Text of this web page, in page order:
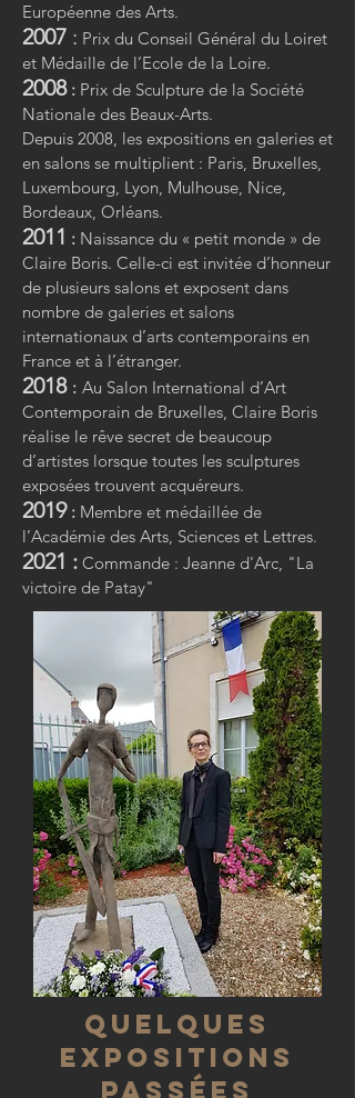
Européenne des Arts.
2007 : Prix du Conseil Général du Loiret
et Médaille de l’Ecole de la Loire.
2008 : Prix de Sculpture de la Société
Nationale des Beaux-Arts.
Depuis 2008, les expositions en galeries et
en salons se multiplient : Paris, Bruxelles,
Luxembourg, Lyon, Mulhouse, Nice,
Bordeaux, Orléans.
2011 : Naissance du « petit monde » de
Claire Boris. Celle-ci est invitée d’honneur
de plusieurs salons et exposent dans
nombre de galeries et salons
internationaux d’arts contemporains en
France et à l’étranger.
2018 : Au Salon International d’Art
Contemporain de Bruxelles, Claire Boris
réalise le rêve secret de beaucoup
d’artistes lorsque toutes les sculptures
exposées trouvent acquéreurs.
2019 : Membre et médaillée de
l’Académie des Arts, Sciences et Lettres.
2021 : Commande : Jeanne d'Arc, "La
victoire de Patay"
Quelques
expositions
passées